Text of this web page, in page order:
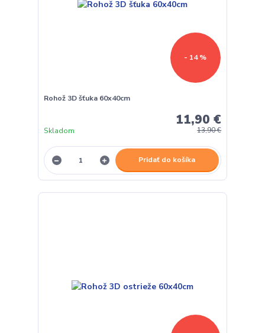
- 14 %
Rohož 3D šťuka 60x40cm
13,90 €
11,90 €
Skladom
Pridať do košíka